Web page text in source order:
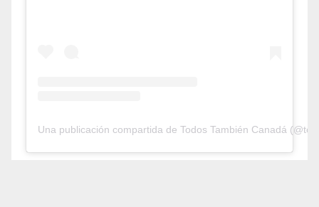
Una publicación compartida de Todos También Canadá